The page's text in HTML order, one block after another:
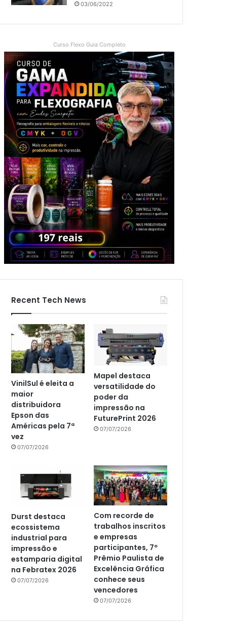
03/06/2022
Curso Flexo Guia Completo
Recent Tech News
VinilSul é eleita a
maior
distribuidora
Epson das
Américas pela 7ª
vez
07/07/2026
Mapel destaca
versatilidade do
poder da
impressão na
FuturePrint 2026
07/07/2026
Durst destaca
ecossistema
industrial para
impressão e
estamparia digital
na Febratex 2026
07/07/2026
Com recorde de
trabalhos inscritos
e empresas
participantes, 7º
Prêmio Paulista de
Excelência Gráfica
conhece seus
vencedores
07/07/2026